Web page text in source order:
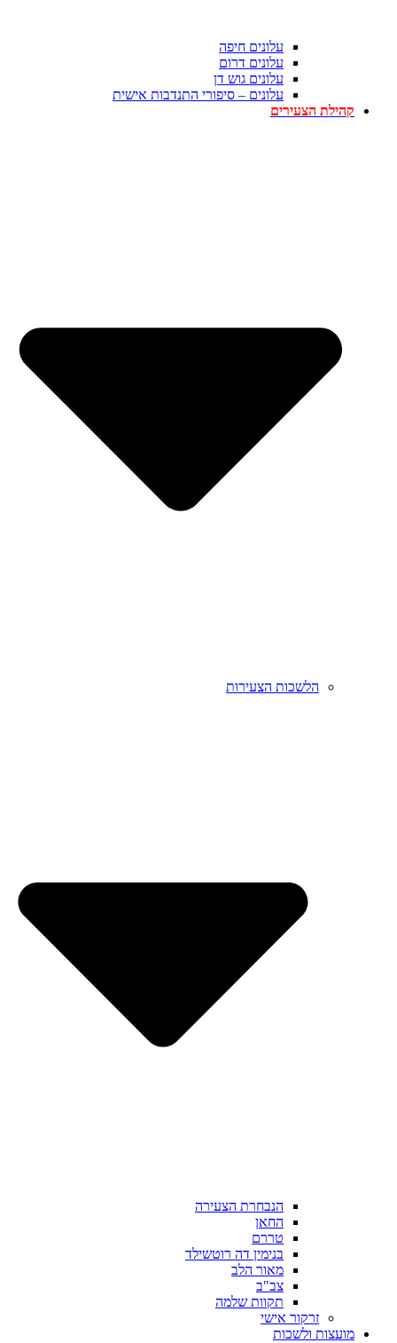
עלונים חיפה
עלונים דרום
עלונים גוש דן
עלונים – סיפורי התנדבות אישית
קהילת הצעירים
הלשכות הצעירות
הנבחרת הצעירה
החאן
טררם
בנימין דה רוטשילד
מאור הלב
צב"ב
תקוות שלמה
זרקור אישי
מועצות ולשכות